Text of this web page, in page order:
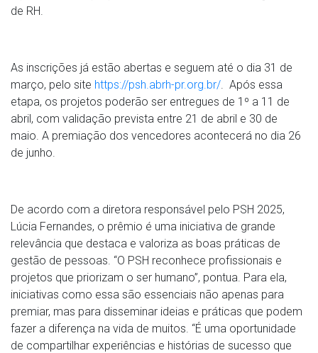
de RH.
As inscrições já estão abertas e seguem até o dia 31 de
março, pelo site https://psh.abrh-pr.org.br/ . Após essa
etapa, os projetos poderão ser entregues de 1º a 11 de
abril, com validação prevista entre 21 de abril e 30 de
maio. A premiação dos vencedores acontecerá no dia 26
de junho.
De acordo com a diretora responsável pelo PSH 2025,
Lúcia Fernandes, o prêmio é uma iniciativa de grande
relevância que destaca e valoriza as boas práticas de
gestão de pessoas. “O PSH reconhece profissionais e
projetos que priorizam o ser humano”, pontua. Para ela,
iniciativas como essa são essenciais não apenas para
premiar, mas para disseminar ideias e práticas que podem
fazer a diferença na vida de muitos. “É uma oportunidade
de compartilhar experiências e histórias de sucesso que